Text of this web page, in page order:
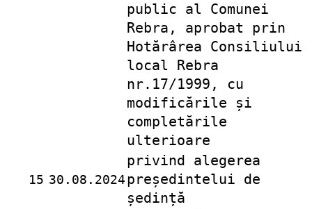
public al Comunei
Rebra, aprobat prin
Hotărârea Consiliului
local Rebra
nr.17/1999, cu
modificările și
completările
ulterioare
15 30.08.2024
privind alegerea
președintelui de
ședință